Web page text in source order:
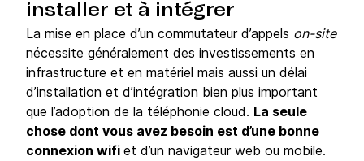
installer et à intégrer
La mise en place d’un commutateur d’appels on-site
nécessite généralement des investissements en
infrastructure et en matériel mais aussi un délai
d’installation et d’intégration bien plus important
que l’adoption de la téléphonie cloud. La seule
chose dont vous avez besoin est d’une bonne
connexion wifi et d’un navigateur web ou mobile.